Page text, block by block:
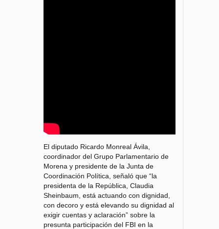
El diputado Ricardo Monreal Ávila,
coordinador del Grupo Parlamentario de
Morena y presidente de la Junta de
Coordinación Política, señaló que “la
presidenta de la República, Claudia
Sheinbaum, está actuando con dignidad,
con decoro y está elevando su dignidad al
exigir cuentas y aclaración” sobre la
presunta participación del FBI en la